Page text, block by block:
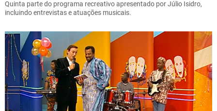
Quinta parte do programa recreativo apresentado por Júlio Isidro,
incluindo entrevistas e atuações musicais.